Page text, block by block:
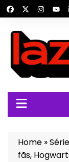
para
conteúdo
Home »Série
fãs,